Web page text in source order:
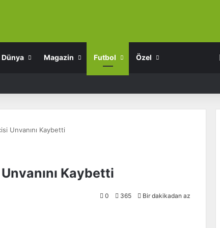
Dünya Magazin Futbol Özel
Unvanını Kaybetti
Kaybetti
0 365 Bir dakikadan az